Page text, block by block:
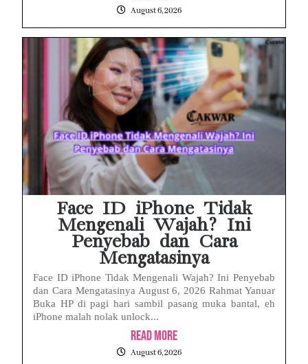
August 6, 2026
Face ID iPhone Tidak
Mengenali Wajah? Ini
Penyebab dan Cara
Mengatasinya
Face ID iPhone Tidak Mengenali Wajah? Ini Penyebab
dan Cara Mengatasinya August 6, 2026 Rahmat Yanuar
Buka HP di pagi hari sambil pasang muka bantal, eh
iPhone malah nolak unlock...
Read More
August 6, 2026